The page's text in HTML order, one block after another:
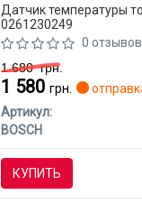
Датчик температуры
0261230249
0 отзывов
1 680грн.
1 580грн.
Артикул:
BOSCH
КУПИТЬ